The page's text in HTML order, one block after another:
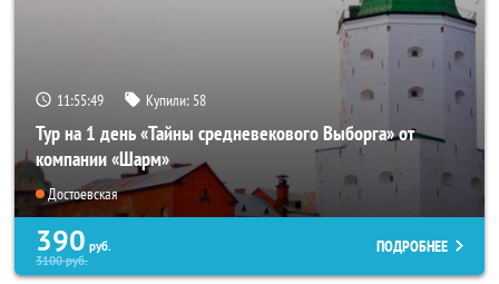
11:55:48 Купили: 58
Тур на 1 день «Тайны средневекового Выборга» от
компании «Шарм»
Достоевская
390 руб.
3100руб.
ПОДРОБНЕЕ